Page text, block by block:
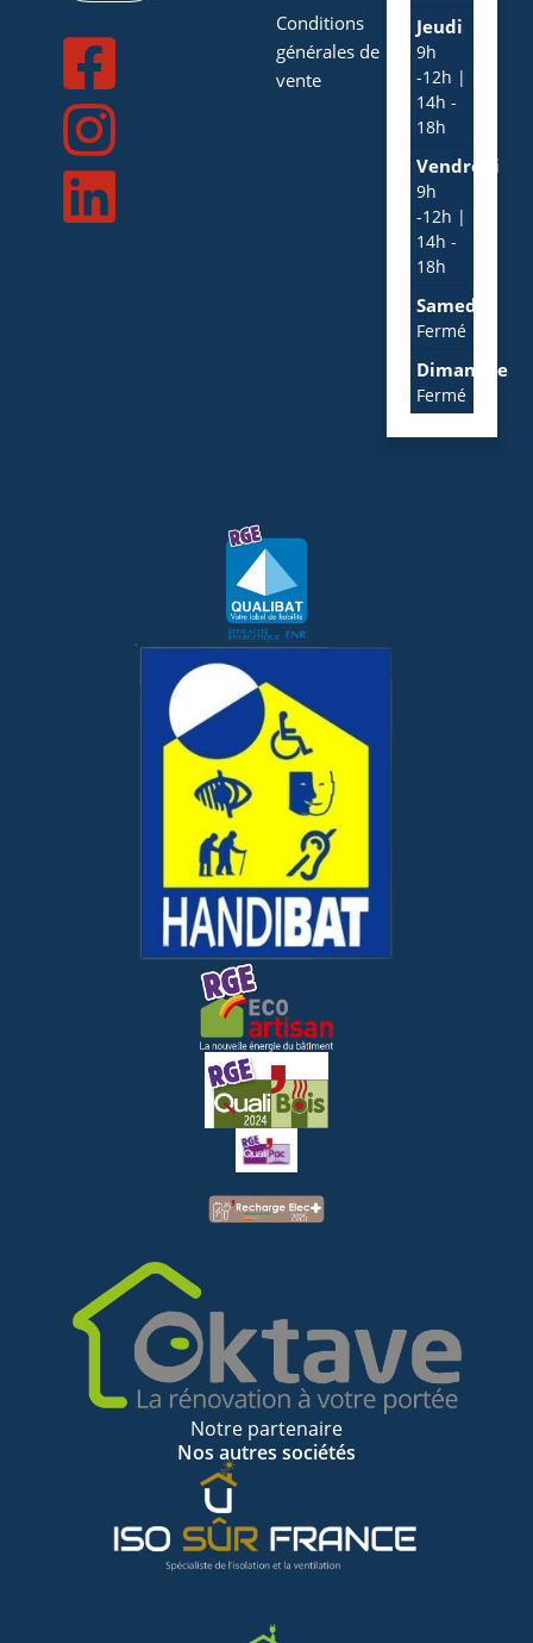
Conditions
générales de
vente
Jeudi
9h
-12h |
14h -
18h
Vendredi
9h
-12h |
14h -
18h
Samedi
Fermé
Dimanche
Fermé
Notre partenaire
Nos autres sociétés